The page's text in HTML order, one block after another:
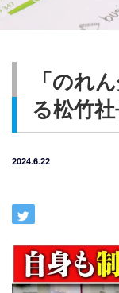
「のれ
る松竹
2024.6.22